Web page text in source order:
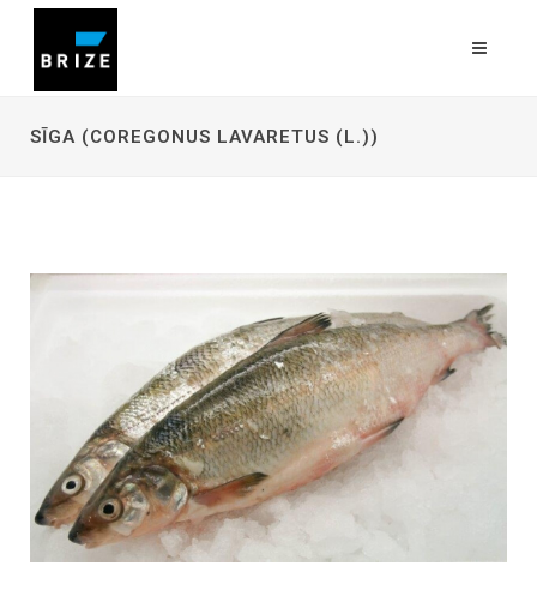
SĪGA (COREGONUS LAVARETUS (L.))